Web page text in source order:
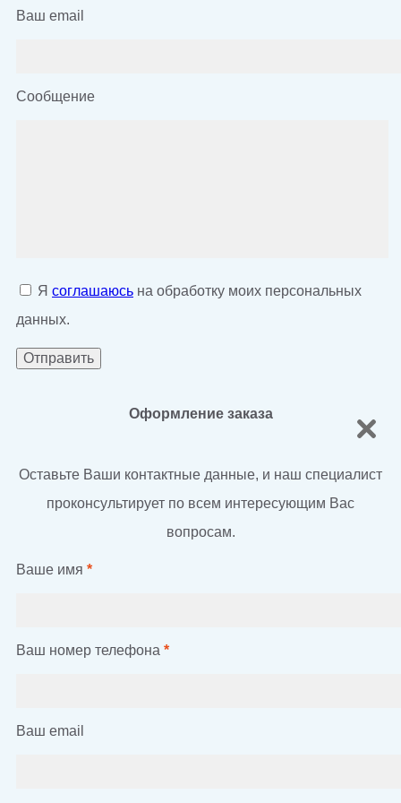
Ваш email
Сообщение
Я соглашаюсь на обработку моих персональных
данных.
Оформление заказа
Оставьте Ваши контактные данные, и наш специалист
проконсультирует по всем интересующим Вас
вопросам.
Ваше имя *
Ваш номер телефона *
Ваш email